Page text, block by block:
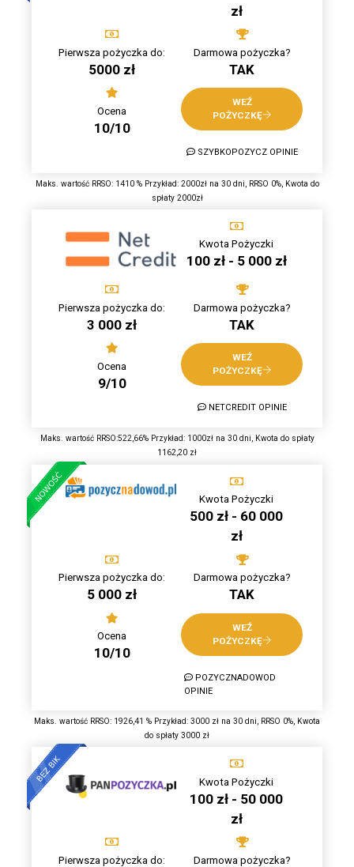
zł
Pierwsza pożyczka do:
5000 zł
Darmowa pożyczka?
TAK
Ocena
10/10
WEŹ
POŻYCZKĘ
SZYBKOPOZYCZ OPINIE
Maks. wartość RRSO: 1410 % Przykład: 2000zł na 30 dni, RRSO 0%, Kwota do
spłaty 2000zł
Kwota Pożyczki
100 zł - 5 000 zł
Pierwsza pożyczka do:
3 000 zł
Darmowa pożyczka?
TAK
Ocena
9/10
WEŹ
POŻYCZKĘ
NETCREDIT OPINIE
Maks. wartość RRSO:522,66% Przykład: 1000zł na 30 dni, Kwota do spłaty
1162,20 zł
Kwota Pożyczki
500 zł - 60 000
zł
Pierwsza pożyczka do:
5 000 zł
Darmowa pożyczka?
TAK
Ocena
10/10
WEŹ
POŻYCZKĘ
POZYCZNADOWOD
OPINIE
Maks. wartość RRSO: 1926,41 % Przykład: 3000 zł na 30 dni, RRSO 0%, Kwota
do spłaty 3000 zł
Kwota Pożyczki
100 zł - 50 000
zł
Pierwsza pożyczka do: Darmowa pożyczka?